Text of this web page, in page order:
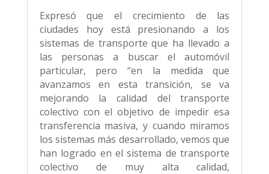
Expresó que el crecimiento de las
ciudades hoy está presionando a los
sistemas de transporte que ha llevado a
las personas a buscar el automóvil
particular, pero “en la medida que
avanzamos en esta transición, se va
mejorando la calidad del transporte
colectivo con el objetivo de impedir esa
transferencia masiva, y cuando miramos
los sistemas más desarrollado, vemos que
han logrado en el sistema de transporte
colectivo de muy alta calidad,